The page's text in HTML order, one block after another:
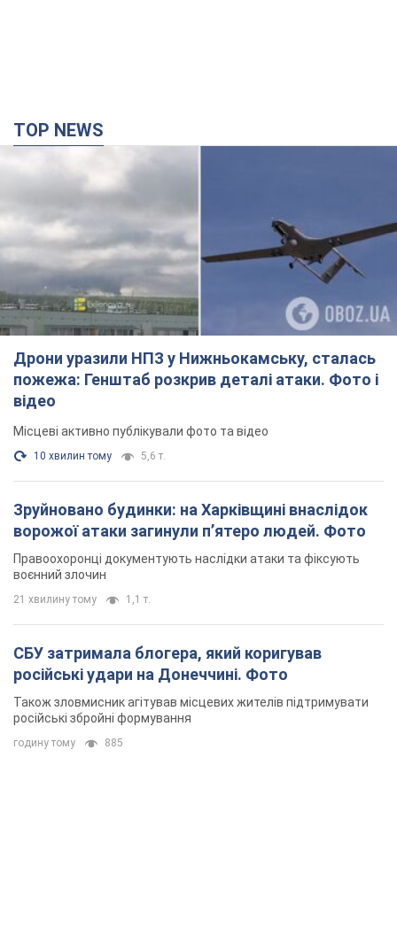
TOP NEWS
Дрони уразили НПЗ у Нижньокамську, сталась
пожежа: Генштаб розкрив деталі атаки. Фото і
відео
Місцеві активно публікували фото та відео
10 хвилин тому 5,6 т.
Зруйновано будинки: на Харківщині внаслідок
ворожої атаки загинули п’ятеро людей. Фото
Правоохоронці документують наслідки атаки та фіксують
воєнний злочин
21 хвилину тому 1,1 т.
СБУ затримала блогера, який коригував
російські удари на Донеччині. Фото
Також зловмисник агітував місцевих жителів підтримувати
російські збройні формування
годину тому 885